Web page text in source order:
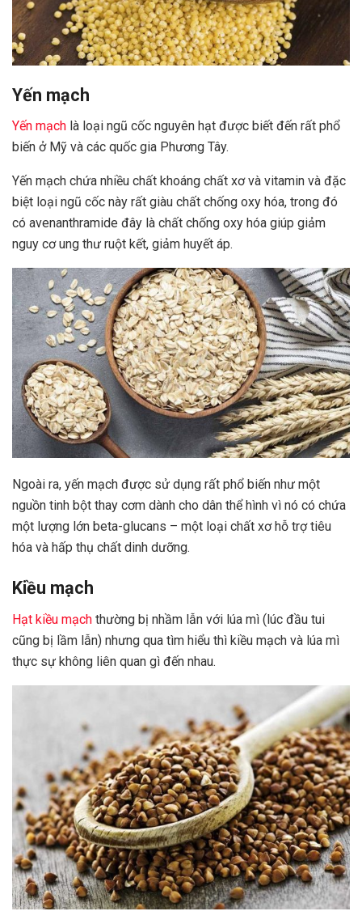
Yến mạch
Yến mạch là loại ngũ cốc nguyên hạt được biết đến rất phổ
biến ở Mỹ và các quốc gia Phương Tây.
Yến mạch chứa nhiều chất khoáng chất xơ và vitamin và đặc
biệt loại ngũ cốc này rất giàu chất chống oxy hóa, trong đó
có avenanthramide đây là chất chống oxy hóa giúp giảm
nguy cơ ung thư ruột kết, giảm huyết áp.
Ngoài ra, yến mạch được sử dụng rất phổ biến như một
nguồn tinh bột thay cơm dành cho dân thể hình vì nó có chứa
một lượng lớn beta-glucans – một loại chất xơ hỗ trợ tiêu
hóa và hấp thụ chất dinh dưỡng.
Kiều mạch
Hạt kiều mạch thường bị nhầm lẫn với lúa mì (lúc đầu tui
cũng bị lầm lẫn) nhưng qua tìm hiểu thì kiều mạch và lúa mì
thực sự không liên quan gì đến nhau.